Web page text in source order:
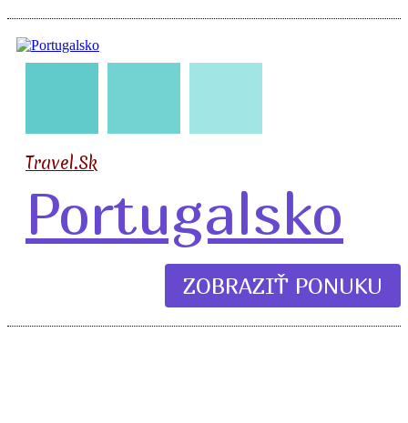
Travel.Sk
Portugalsko
ZOBRAZIŤ PONUKU